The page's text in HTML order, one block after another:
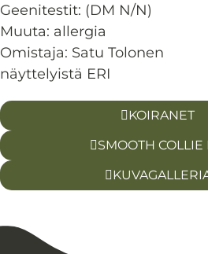
Geenitestit: (DM N/N)
Muuta: allergia
Omistaja: Satu Tolonen
näyttelyistä ERI
KOIRANET
SMOOTH COLLIE